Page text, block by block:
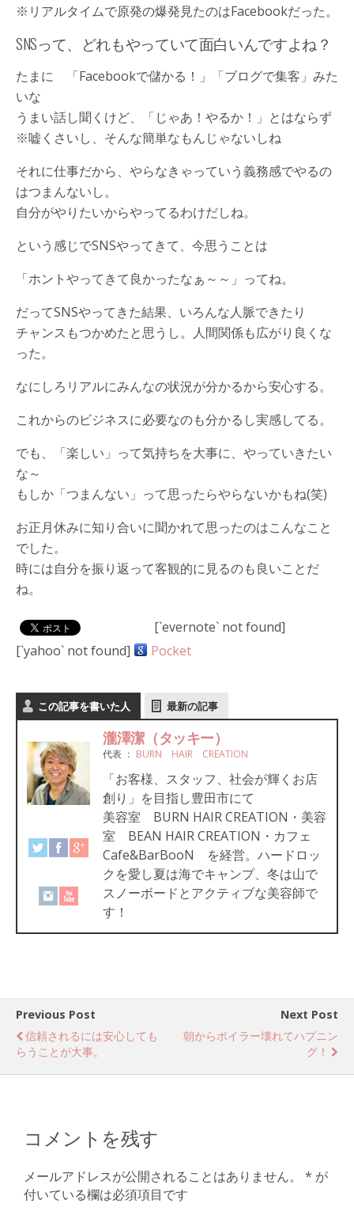
※リアルタイムで原発の爆発見たのはFacebookだった。
SNSって、どれもやっていて面白いんですよね？
たまに 「Facebookで儲かる！」「ブログで集客」みた
いな
うまい話し聞くけど、「じゃあ！やるか！」とはならず
※嘘くさいし、そんな簡単なもんじゃないしね
それに仕事だから、やらなきゃっていう義務感でやるの
はつまんないし。
自分がやりたいからやってるわけだしね。
という感じでSNSやってきて、今思うことは
「ホントやってきて良かったなぁ～～」ってね。
だってSNSやってきた結果、いろんな人脈できたり
チャンスもつかめたと思うし。人間関係も広がり良くな
った。
なにしろリアルにみんなの状況が分かるから安心する。
これからのビジネスに必要なのも分かるし実感してる。
でも、「楽しい」って気持ちを大事に、やっていきたい
な～
もしか「つまんない」って思ったらやらないかもね(笑)
お正月休みに知り合いに聞かれて思ったのはこんなこと
でした。
時には自分を振り返って客観的に見るのも良いことだ
ね。
[`evernote` not found]
[`yahoo` not found]
Pocket
この記事を書いた人 最新の記事
瀧澤潔（タッキー）
代表 ： BURN HAIR CREATION
「お客様、スタッフ、社会が輝くお店
創り」を目指し豊田市にて
美容室 BURN HAIR CREATION・美容
室 BEAN HAIR CREATION・カフェ
Cafe&BarBooN を経営。ハードロッ
クを愛し夏は海でキャンプ、冬は山で
スノーボードとアクティブな美容師で
す！
Previous Post
信頼されるには安心しても
らうことが大事。
Next Post
朝からボイラー壊れてハプニン
グ！
コメントを残す
メールアドレスが公開されることはありません。 * が
付いている欄は必須項目です